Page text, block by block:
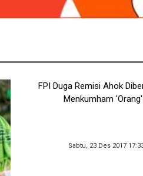
FPI Duga Remisi Ahok
Menkumham 'Orang'
Sabtu, 23 Des 2017